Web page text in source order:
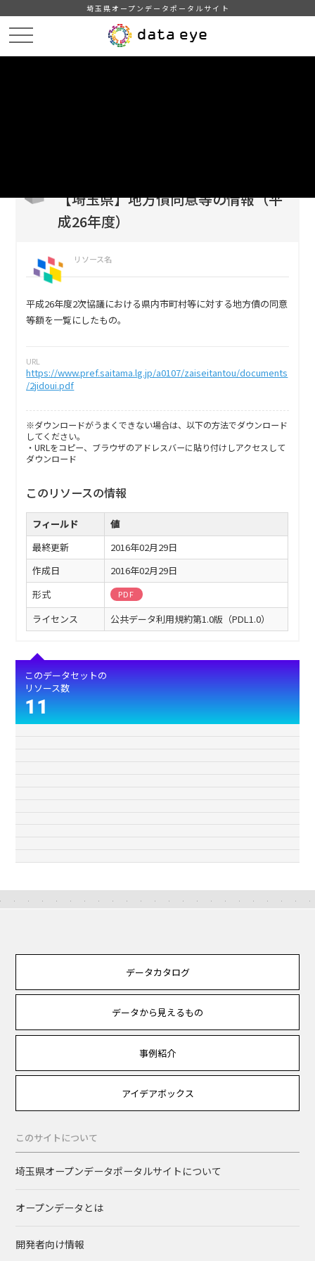
埼玉県オープンデータポータルサイト
【埼玉県】地方債同意等の情報（平
成26年度）
リソース名
平成26年度2次協議における県内市町村等に対する地方債の同意
等額を一覧にしたもの。
URL
https://www.pref.saitama.lg.jp/a0107/zaiseitantou/documents
/2jidoui.pdf
※ダウンロードがうまくできない場合は、以下の方法でダウンロード
してください。
・URLをコピー、ブラウザのアドレスバーに貼り付けしアクセスして
ダウンロード
このリソースの情報
フィールド
値
最終更新
2016年02月29日
作成日
2016年02月29日
形式
PDF
ライセンス 公共データ利用規約第1.0版（PDL1.0）
このデータセットの
リソース数
11
データカタログ
データから見えるもの
事例紹介
アイデアボックス
このサイトについて
埼玉県オープンデータポータルサイトについて
オープンデータとは
開発者向け情報